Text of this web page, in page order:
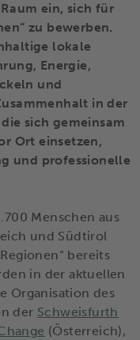
ein, sich für
zu bewerben.
lokale
Energie,
und
in der
sich gemeinsam
Ort einsetzen,
und professionelle
Menschen aus
und Südtirol
bereits
in der aktuellen
Organisation des
der Schweisfurth
(Österreich),